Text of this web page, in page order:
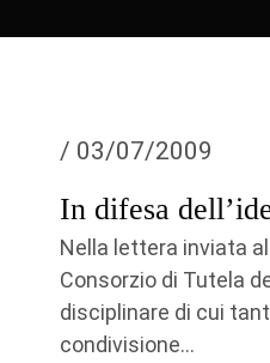
/ 03/07/2009
In difesa
Nella lettera inviata
Consorzio di Tutela
disciplinare di cui
condivisione...